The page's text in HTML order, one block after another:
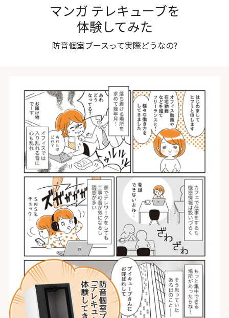
マンガ テレキューブを
体験してみた
防音個室ブースって実際どうなの?